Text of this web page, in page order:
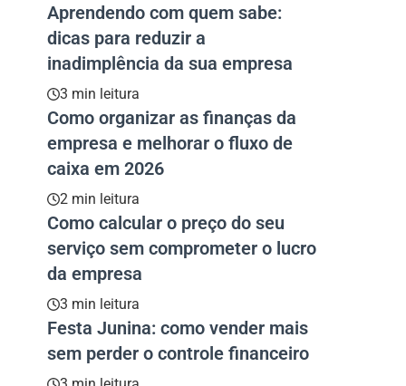
Aprendendo com quem sabe:
dicas para reduzir a
inadimplência da sua empresa
3 min leitura
Como organizar as finanças da
empresa e melhorar o fluxo de
caixa em 2026
2 min leitura
Como calcular o preço do seu
serviço sem comprometer o lucro
da empresa
3 min leitura
Festa Junina: como vender mais
sem perder o controle financeiro